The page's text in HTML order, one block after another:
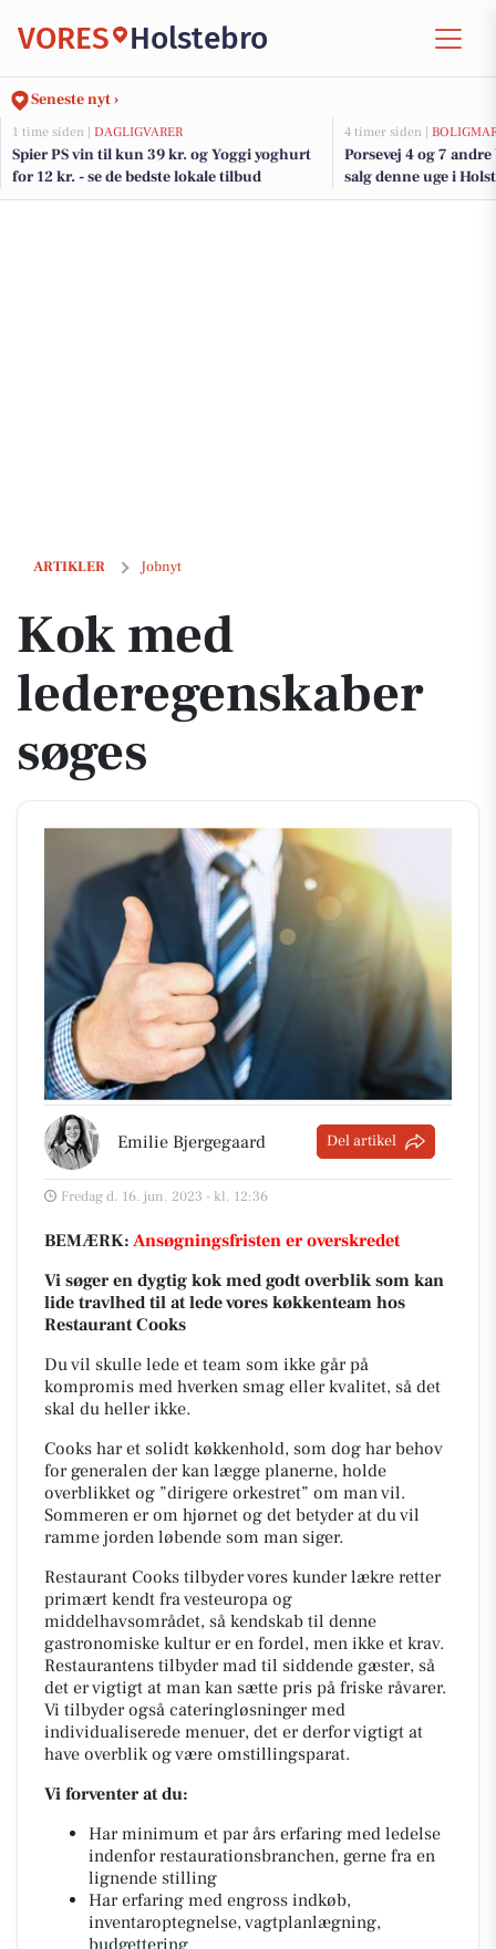
VORES Holstebro
Seneste nyt ›
1 time siden | DAGLIGVARER
Spier PS vin til kun 39 kr. og Yoggi yoghurt
for 12 kr. - se de bedste lokale tilbud
4 timer siden |
Porsevej 4 og 7
salg denne uge i
her.
ARTIKLER Jobnyt
Kok med lederegenskaber søges
Kok med
lederegenskaber
søges
Emilie Bjergegaard Del artikel
Fredag d. 16. jun. 2023 - kl. 12:36
BEMÆRK: Ansøgningsfristen er overskredet
Vi søger en dygtig kok med godt overblik som kan
lide travlhed til at ledevores køkkenteam hos
Restaurant Cooks
Du vil skulle lede et team som ikke går på
kompromis med hverken smag eller kvalitet, så det
skal du heller ikke.
Cooks har et solidt køkkenhold, som dog har behov
for generalen der kan lægge planerne, holde
overblikket og ”dirigere orkestret” om man vil.
Sommeren er om hjørnet og det betyder at du vil
ramme jorden løbende som man siger.
Restaurant Cooks tilbyder vores kunder lækre retter
primært kendt fra vesteuropa og
middelhavsområdet, så kendskab til denne
gastronomiske kultur er en fordel, men ikke et krav.
Restaurantens tilbyder mad til siddende gæster, så
det er vigtigt at man kan sætte pris på friske råvarer.
Vi tilbyder også cateringløsninger med
individualiserede menuer, det er derfor vigtigt at
have overblik og være omstillingsparat.
Vi forventer at du:
Har minimum et par års erfaring med ledelse
indenfor restaurationsbranchen, gerne fra en
lignende stilling
Har erfaring med engross indkøb,
inventaroptegnelse, vagtplanlægning,
budgettering